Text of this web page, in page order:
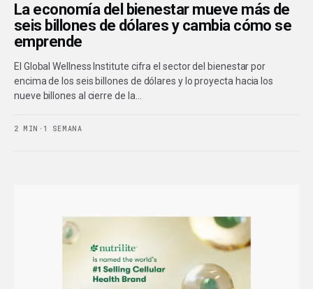
La economía del bienestar mueve más de
seis billones de dólares y cambia cómo se
emprende
El Global Wellness Institute cifra el sector del bienestar por
encima de los seis billones de dólares y lo proyecta hacia los
nueve billones al cierre de la…
2 MIN · 1 SEMANA